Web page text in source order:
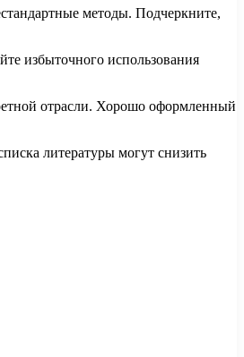
методы. Подчеркните,
избыточного использования
отрасли. Хорошо оформленный
литературы могут снизить